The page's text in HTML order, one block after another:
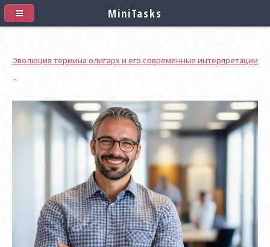
Эволюция термина олигарх и его современные интерпретации
MiniTasks